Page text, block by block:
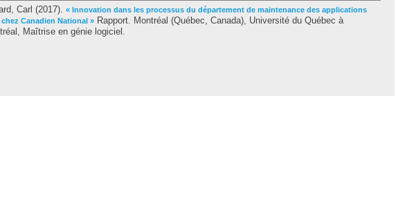
Carl (2017). « Innovation dans les processus du département de maintenance des applications
chez Canadien National » Rapport. Montréal (Québec, Canada), Université du Québec à
Maîtrise en génie logiciel.